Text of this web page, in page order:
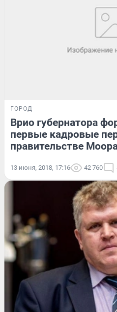
ГОРОД
Врио губернатора
первые кадровые
правительстве
13 июня, 2018, 17:16 42 760